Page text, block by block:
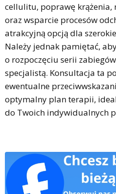
cellulitu, poprawę krążenia,
oraz wsparcie procesów
atrakcyjną opcją dla
Należy jednak pamiętać,
o rozpoczęciu serii
specjalistą. Konsultacja ta
ewentualne
optymalny plan terapii,
do Twoich indywidualnych